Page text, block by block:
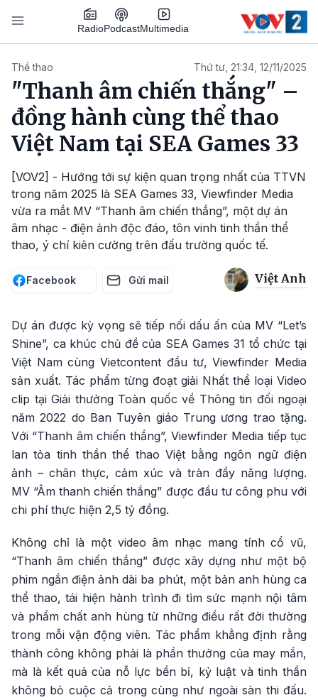
Nhảy đến nội dung
RadioPodcastMultimedia
Thể thao Thứ tư, 21:34, 12/11/2025
"Thanh âm chiến thắng" –
đồng hành cùng thể thao
Việt Nam tại SEA Games 33
[VOV2] - Hướng tới sự kiện quan trọng nhất của TTVN
trong năm 2025 là SEA Games 33, Viewfinder Media
vừa ra mắt MV “Thanh âm chiến thắng”, một dự án
âm nhạc - điện ảnh độc đáo, tôn vinh tinh thần thể
thao, ý chí kiên cường trên đấu trường quốc tế.
Facebook Gửi mail Việt Anh
Dự án được kỳ vọng sẽ tiếp nối dấu ấn của MV “Let’s
Shine”, ca khúc chủ đề của SEA Games 31 tổ chức tại
Việt Nam cùng Vietcontent đầu tư, Viewfinder Media
sản xuất. Tác phẩm từng đoạt giải Nhất thể loại Video
clip tại Giải thưởng Toàn quốc về Thông tin đối ngoại
năm 2022 do Ban Tuyên giáo Trung ương trao tặng.
Với “Thanh âm chiến thắng”, Viewfinder Media tiếp tục
lan tỏa tinh thần thể thao Việt bằng ngôn ngữ điện
ảnh – chân thực, cảm xúc và tràn đầy năng lượng.
MV “Âm thanh chiến thắng” được đầu tư công phu với
chi phí thực hiện 2,5 tỷ đồng.
Không chỉ là một video âm nhạc mang tính cổ vũ,
“Thanh âm chiến thắng” được xây dựng như một bộ
phim ngắn điện ảnh dài ba phút, một bản anh hùng ca
thể thao, tái hiện hành trình đi tìm sức mạnh nội tâm
và phẩm chất anh hùng từ những điều rất đời thường
trong mỗi vận động viên. Tác phẩm khẳng định rằng
thành công không phải là phần thưởng của may mắn,
mà là kết quả của nỗ lực bền bỉ, kỷ luật và tinh thần
không bỏ cuộc cả trong cùng như ngoài sàn thi đấu.